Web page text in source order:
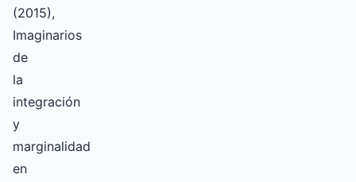
(2015),
Imaginarios
de
la
integración
y
marginalidad
en